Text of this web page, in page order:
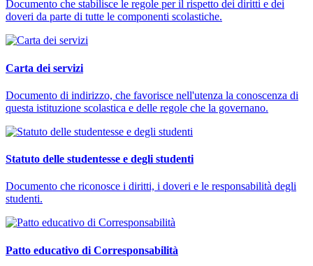
Documento che stabilisce le regole per il rispetto dei diritti e dei
doveri da parte di tutte le componenti scolastiche.
Carta dei servizi
Documento di indirizzo, che favorisce nell'utenza la conoscenza di
questa istituzione scolastica e delle regole che la governano.
Statuto delle studentesse e degli studenti
Documento che riconosce i diritti, i doveri e le responsabilità degli
studenti.
Patto educativo di Corresponsabilità